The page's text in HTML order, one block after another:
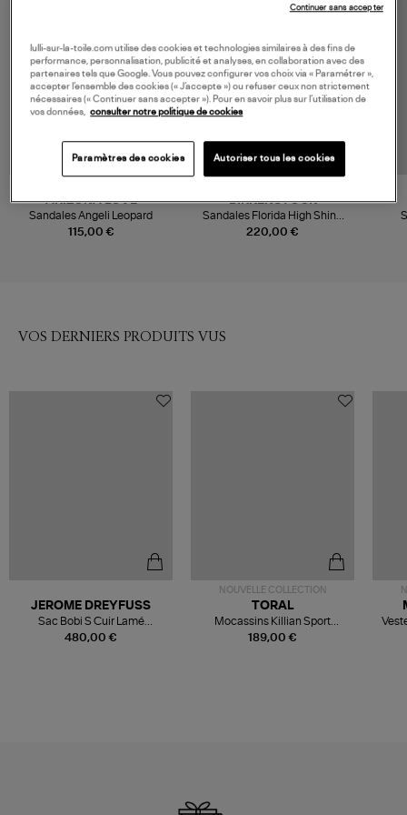
115,00 €
ARIZONA LOVE
Sandales Angeli Leopard
220,00 €
BIRKENSTOCK
Sandales Florida High Shine
Black
VOS DERNIERS PRODUITS VUS
480,00 €
JEROME DREYFUSS
Sac Bobi S Cuir Lamé
Champagne
NOUVELLE COLLECTION
189,00 €
TORAL
Mocassins Killian Sport
Mousse
lulli-sur-la-toile.com utilise des cookies et technologies similaires à des fins de
performance, personnalisation, publicité et analyses, en collaboration avec des
partenaires tels que Google. Vous pouvez configurer vos choix via « Paramétrer »,
accepter l’ensemble des cookies (« J’accepte ») ou refuser ceux non strictement
nécessaires (« Continuer sans accepter »). Pour en savoir plus sur l’utilisation de
vos données, consulter notre politique de cookies
Paramètres des cookies Autoriser tous les cookies
Continuer sans accepter